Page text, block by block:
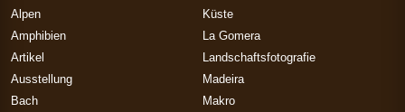
Alpen
Amphibien
Artikel
Ausstellung
Bach
Küste
La Gomera
Landschaftsfotografie
Madeira
Makro